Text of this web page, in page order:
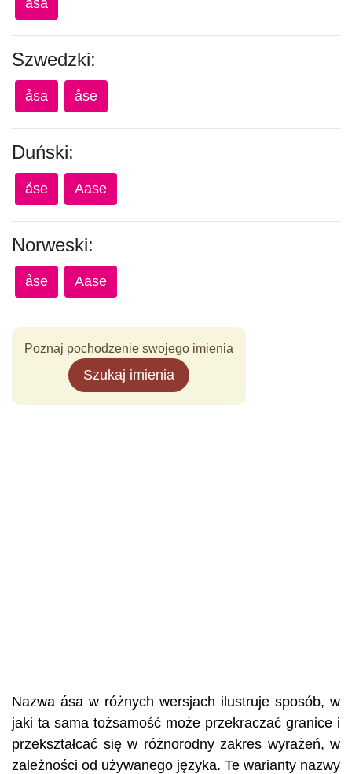
ása
Szwedzki:
åsa åse
Duński:
åse Aase
Norweski:
åse Aase
Poznaj pochodzenie swojego imienia
Szukaj imienia
Nazwa ása w różnych wersjach ilustruje sposób, w
jaki ta sama tożsamość może przekraczać granice i
przekształcać się w różnorodny zakres wyrażeń, w
zależności od używanego języka. Te warianty nazwy